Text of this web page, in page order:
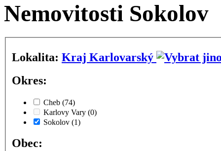
Nemovitosti Sokolov
Lokalita:
Kraj Karlovarský
Okres:
Cheb (74)
Karlovy Vary (0)
Sokolov (1)
Obec: